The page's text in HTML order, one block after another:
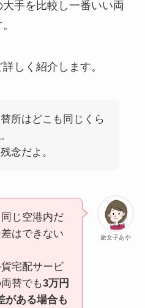
手を比較し一番いい両
しく紹介します。
所はどこも同じくら
念だよ。
旅女子あや
じ空港内だ
はできない
宅配サービ
替でも3万円
がある場合も